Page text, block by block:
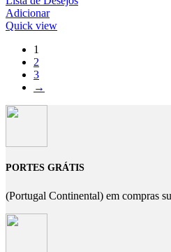
Adicionar
Quick view
1
2
3
→
PORTES GRÁTIS
(Portugal Continental) em compras